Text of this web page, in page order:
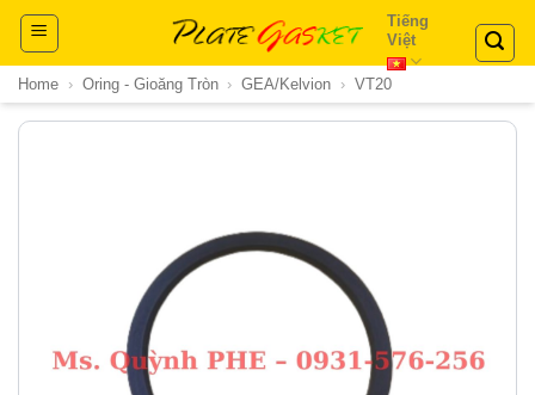
Skip
content
Tiếng
Việt
Home › Oring - Gioăng Tròn › GEA/Kelvion › VT20